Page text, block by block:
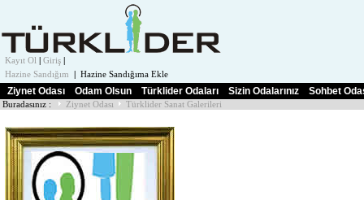
Kayıt Ol Giriş
Hazine Sandığım
Hazine Sandığıma Ekle
Ziynet Odası Odam Olsun Türklider Odaları Sizin Odalarınız Sohbet
Buradasınız : Ziynet Odası Türklider Sanat Galerileri